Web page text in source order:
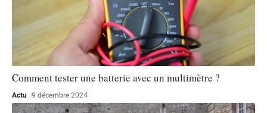
Comment tester une batterie avec un multimètre ?
Actu 9 décembre 2024